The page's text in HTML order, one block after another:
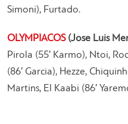
Simoni), Furtado.
OLYMPIACOS(Jose Luis
Pirola (55′ Karmo), Ntoi,
(86′ Garcia), Hezze,
Martins, El Kaabi (86′